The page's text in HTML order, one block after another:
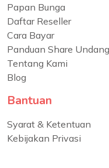
Papan Bunga
Daftar Reseller
Cara Bayar
Panduan Share
Tentang Kami
Blog
Bantuan
Syarat & Ketentuan
Kebijakan Privasi